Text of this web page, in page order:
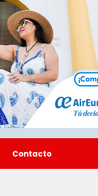
Contacto